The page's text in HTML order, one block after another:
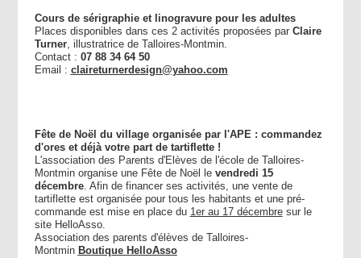
Cours de sérigraphie et linogravure pour les adultes
Places disponibles dans ces 2 activités proposées par Claire
Turner, illustratrice de Talloires-Montmin.
Contact : 07 88 34 64 50
Email : claireturnerdesign@yahoo.com
Fête de Noël du village organisée par l'APE : commandez
d'ores et déjà votre part de tartiflette !
L'association des Parents d'Elèves de l'école de Talloires-
Montmin organise une Fête de Noël le vendredi 15
décembre. Afin de financer ses activités, une vente de
tartiflette est organisée pour tous les habitants et une pré-
commande est mise en place du 1er au 17 décembresur le
site HelloAsso.
Association des parents d'élèves de Talloires-
Montmin Boutique HelloAsso